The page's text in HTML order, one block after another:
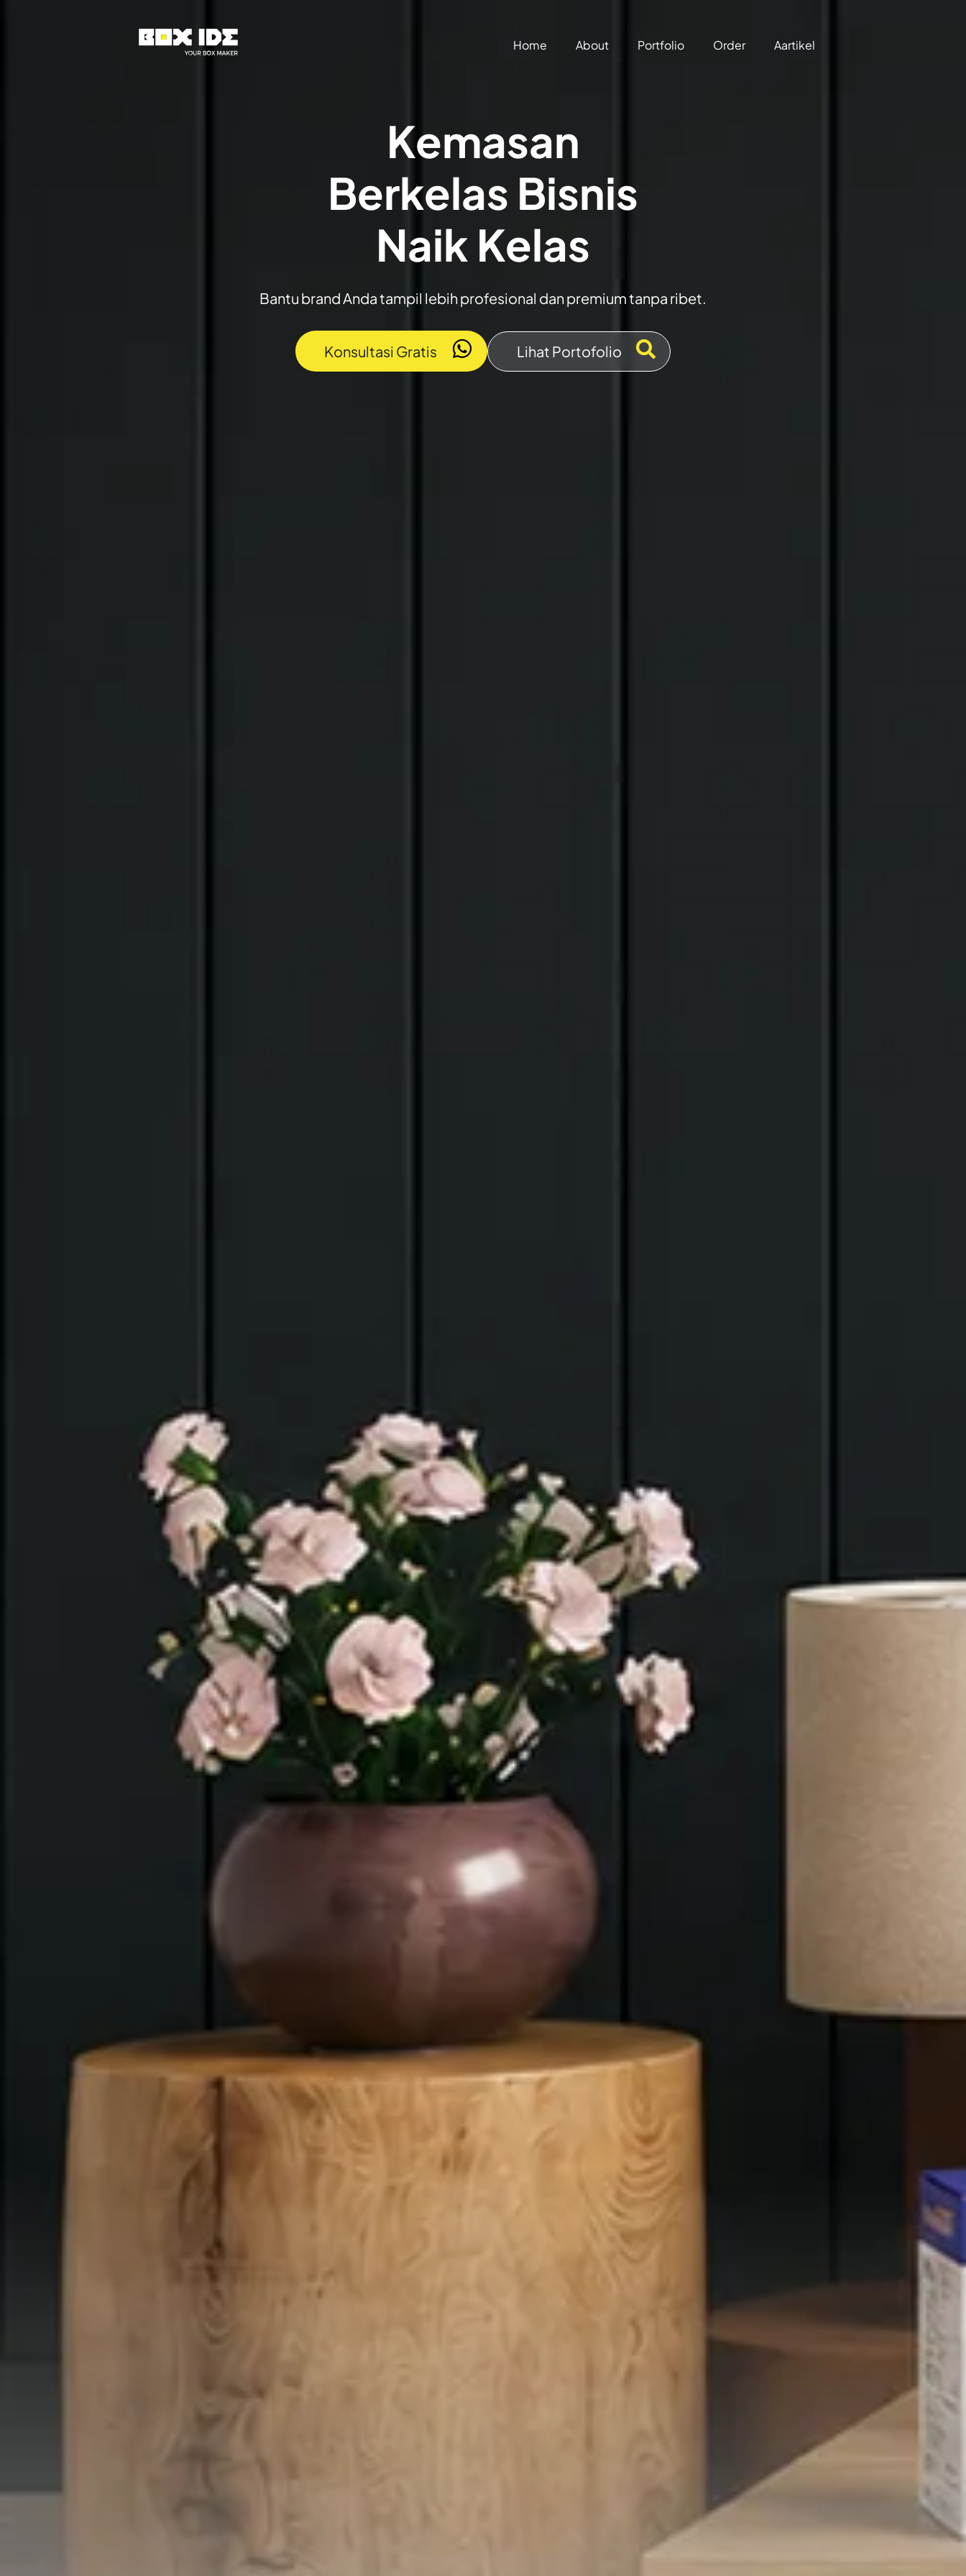
Home About Portfolio Order Aartikel
Kemasan
Berkelas Bisnis
Naik Kelas
Bantu brand Anda tampil lebih profesional dan premium tanpa ribet.
Konsultasi Gratis Lihat Portofolio